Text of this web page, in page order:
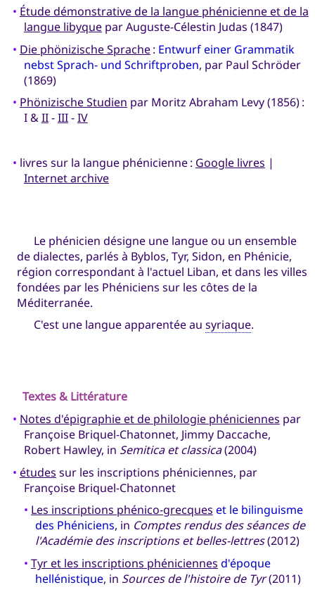
• Étude démonstrative de la langue phénicienne et de la
langue libyquepar Auguste-Célestin Judas (1847)
• Die phönizische Sprache: Entwurf einer Grammatik
nebst Sprach- und Schriftproben, par Paul Schröder
(1869)
• Phönizische Studien par Moritz Abraham Levy (1856) :
I &II-III-IV
• livres sur la langue phénicienne : Google livres |
Internet archive
Le phénicien désigne une langue ou un ensemble
de dialectes, parlés à Byblos, Tyr, Sidon, en Phénicie,
région correspondant à l'actuel Liban, et dans les villes
fondées par les Phéniciens sur les côtes de la
Méditerranée.
C'est une langue apparentée au syriaque.
Textes & Littérature
• Notes d'épigraphie et de philologie phéniciennes par
Françoise Briquel-Chatonnet, Jimmy Daccache,
Robert Hawley, in Semitica et classica(2004)
• études sur les inscriptions phéniciennes, par
Françoise Briquel-Chatonnet
• Les inscriptions phénico-grecques et le bilinguisme
des Phéniciens, in Comptes rendus des séances de
l'Académie des inscriptions et belles-lettres(2012)
• Tyr et les inscriptions phéniciennes d'époque
hellénistique, in Sources de l'histoire de Tyr(2011)